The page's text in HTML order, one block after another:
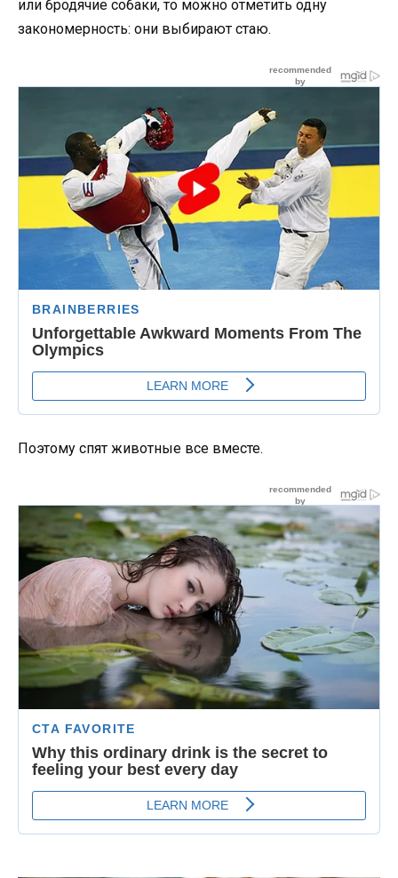
или бродячие собаки, то можно отметить одну
закономерность: они выбирают стаю.
Поэтому спят животные все вместе.